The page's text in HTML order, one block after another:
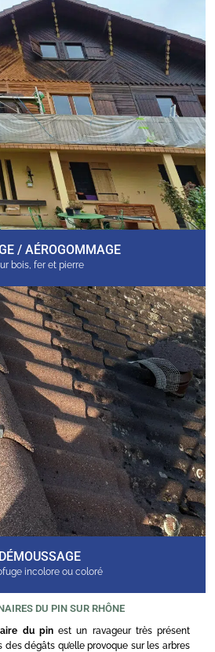
/ AÉROGOMMAGE
bois, fer et pierre
DÉMOUSSAGE
incolore ou coloré
DU PIN SUR RHÔNE
du pinest un ravageur très présent
dégâts qu’elle provoque sur les arbres